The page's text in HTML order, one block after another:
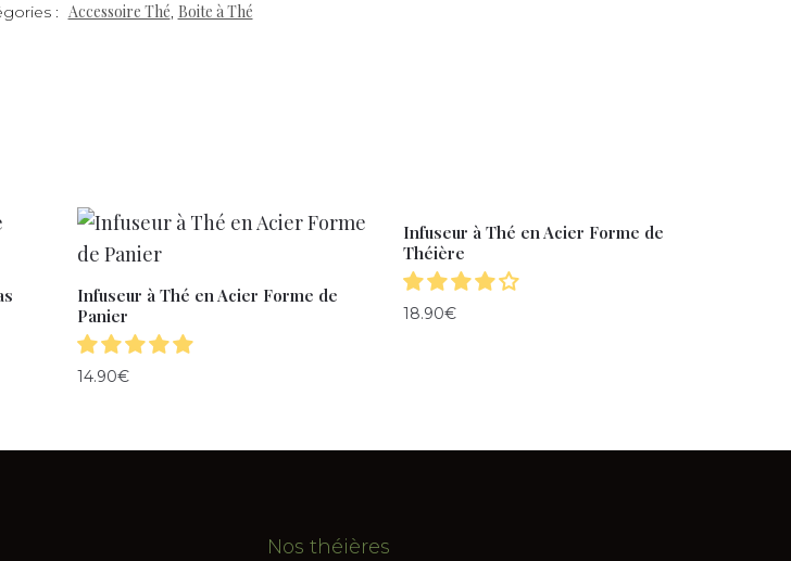
: Accessoire Thé, Boite à Thé
Infuseur à Thé en Acier Forme de
Panier
14.90€
Infuseur à Thé en Acier Forme de
Théière
18.90€
Nos théières